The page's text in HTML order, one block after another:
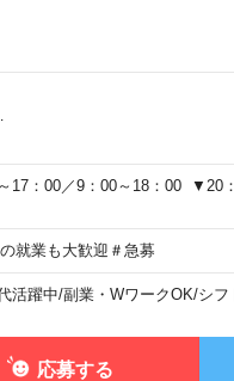
17：00／9：00～18：00 ▼20
就業も大歓迎＃急募
活躍中/副業・WワークOK/シフ
応募する